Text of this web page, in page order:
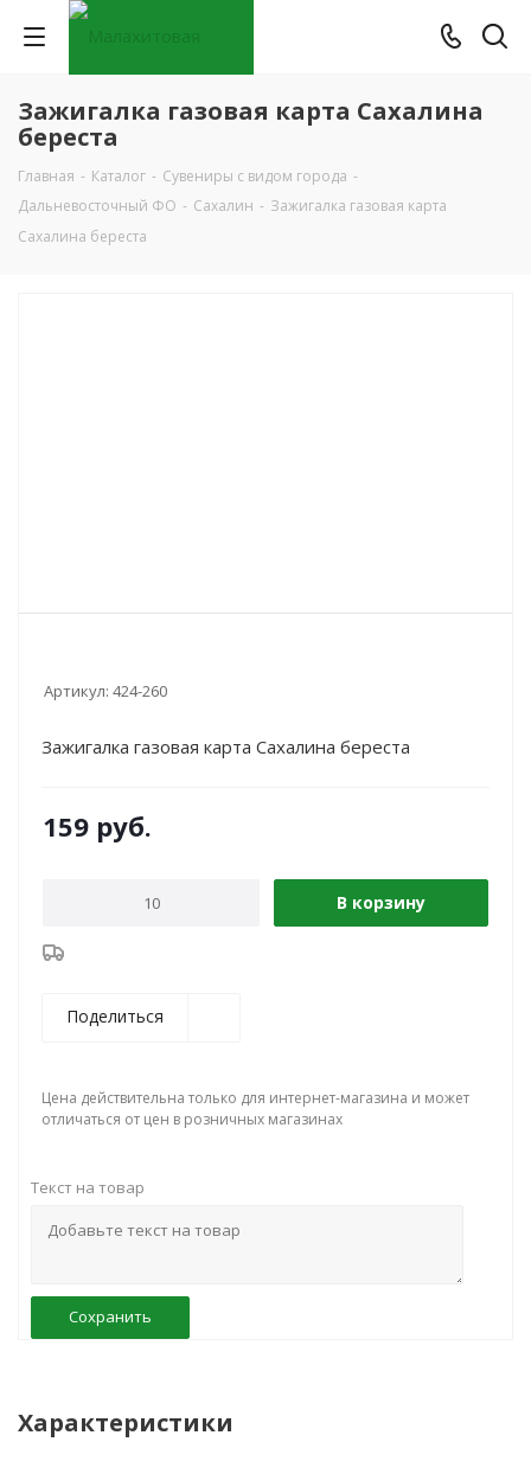
Зажигалка газовая карта Сахалина
береста
Главная - Каталог - Сувениры с видом города -
Дальневосточный ФО - Сахалин - Зажигалка газовая карта
Сахалина береста
Артикул: 424-260
Зажигалка газовая карта Сахалина береста
159 руб.
В корзину
Поделиться
Цена действительна только для интернет-магазина и может
отличаться от цен в розничных магазинах
Текст на товар
Сохранить
Характеристики